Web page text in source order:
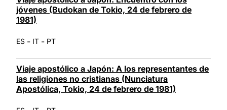
jóvenes (Budokan de Tokio, 24 de febrero de
1981)
ES - IT - PT
Viaje apostólico a Japón: A los representantes de
las religiones no cristianas (Nunciatura
Apostólica, Tokio, 24 de febrero de 1981)